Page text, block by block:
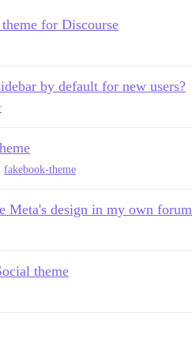
for Discourse
by default for new users?
fakebook-theme
Meta's design in my own forum
theme